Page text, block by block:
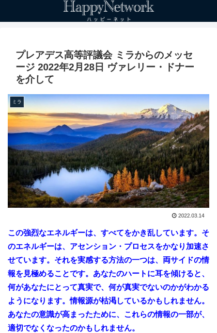
プレアデス高等評議会 ミラからのメッセ
ージ 2022年2月28日 ヴァレリー・ドナー
を介して
ミラ
2022.03.14
この強烈なエネルギーは、すべてをかき乱しています。そ
のエネルギーは、アセンション・プロセスをかなり加速さ
せています。それを実感する方法の一つは、両サイドの情
報を見極めることです。あなたのハートに耳を傾けると、
何があなたにとって真実で、何が真実でないのかがわかる
ようになります。情報源が枯渇しているかもしれません。
あなたの意識が高まったために、これらの情報の一部が、
適切でなくなったのかもしれません。